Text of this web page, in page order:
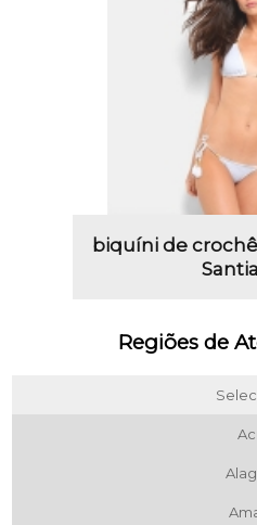
biquíni de
Regiões de